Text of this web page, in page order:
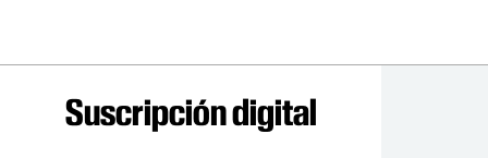
Suscripción digital